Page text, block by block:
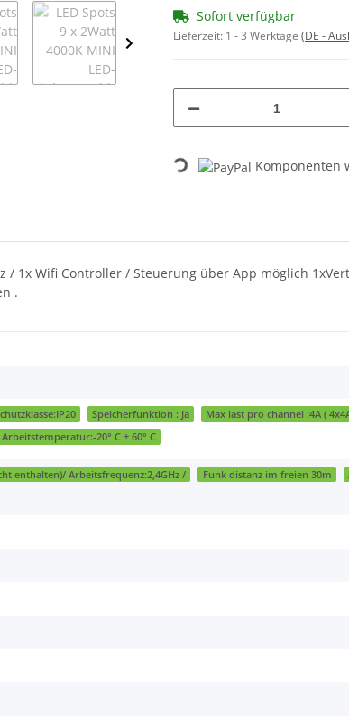
Sofort verfügbar
Lieferzeit: 1 - 3 Werktage (DE -
Loading... Komponenten
/ 1x Wifi Controller / Steuerung über App möglich
.
Speicherfunktion : Ja Max last pro channel :4A (
Arbeitstemperatur:-20° C + 60° C
enthalten)/ Arbeitsfrequenz:2,4GHz / Funk distanz im freien 30m